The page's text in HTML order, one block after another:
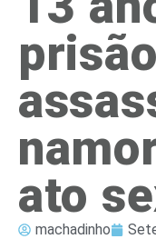
ato
machadinho